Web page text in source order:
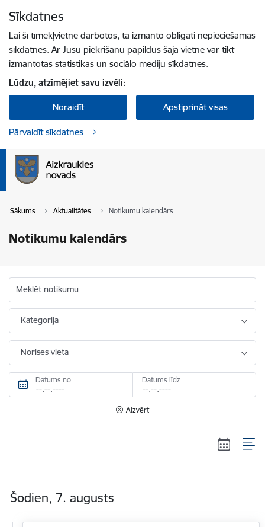
Sīkdatnes
Lai šī tīmekļvietne darbotos, tā izmanto obligāti nepieciešamās
sīkdatnes. Ar Jūsu piekrišanu papildus šajā vietnē var tikt
izmantotas statistikas un sociālo mediju sīkdatnes.
Lūdzu, atzīmējiet savu izvēli:
Noraidīt Apstiprināt visas
Pārvaldīt sīkdatnes
Sākums Aktualitātes Notikumu kalendārs
Notikumu kalendārs
Meklēt notikumu
Kategorija
Norises vieta
Datums no Datums līdz
Aizvērt
Šodien, 7. augusts